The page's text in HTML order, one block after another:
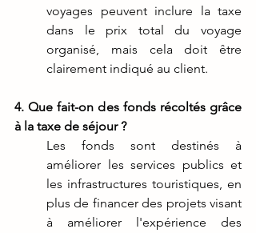
voyages peuvent inclure la taxe
dans le prix total du voyage
organisé, mais cela doit être
clairement indiqué au client.
4. Que fait-on des fonds récoltés grâce
à la taxe de séjour ?
Les fonds sont destinés à
améliorer les services publics et
les infrastructures touristiques, en
plus de financer des projets visant
à améliorer l'expérience des